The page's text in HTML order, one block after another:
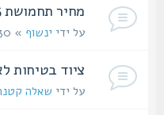
מחיר תחמושת 0.45
על ידיינשוף» 30 דצמבר 2021, 21:30
ציוד בטיחות
על ידישאלה קטנה..» 16 נובמבר